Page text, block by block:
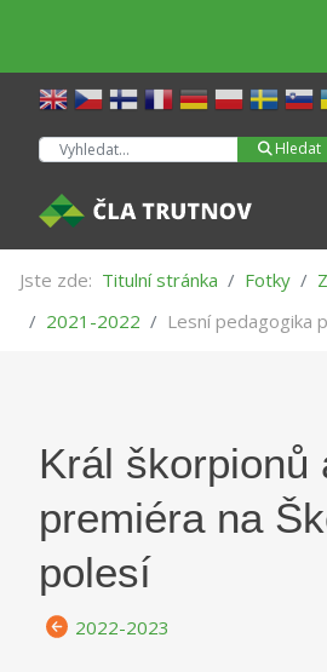
Hledat Hledat
Jste zde: Titulní stránka Fotky
2021-2022
Lesní pedagogika
Král škorpionů
premiéra na
polesí
2022-2023